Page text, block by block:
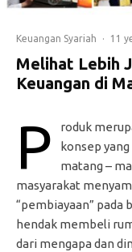
Keuangan Syariah · 11
Melihat Lebih
Keuangan di
P
roduk
konsep
matang –
masyarakat
“pembiayaan” pada
hendak membeli
dari mengapa dan